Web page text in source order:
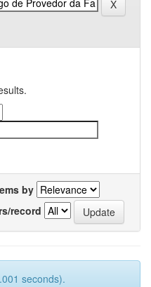
by
record
seconds).